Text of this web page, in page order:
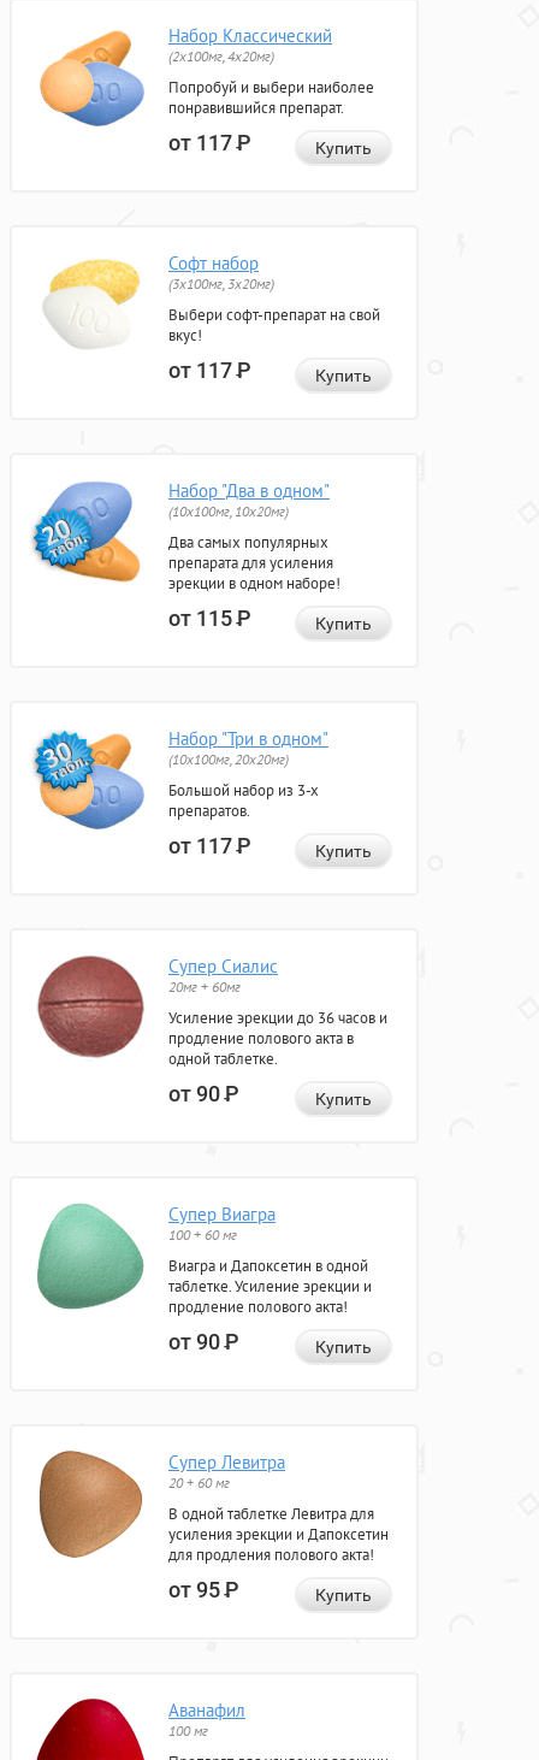
Набор Классический
(2x100мг, 4x20мг)
Попробуй и выбери наиболее
понравившийся препарат.
от 117Р Купить
Софт набор
(3x100мг, 3x20мг)
Выбери софт-препарат на свой
вкус!
от 117Р Купить
Набор "Два в одном"
(10x100мг, 10x20мг)
Два самых популярных
препарата для усиления
эрекции в одном наборе!
от 115Р Купить
Набор "Три в одном"
(10x100мг, 20x20мг)
Большой набор из 3-х
препаратов.
от 117Р Купить
Супер Сиалис
20мг + 60мг
Усиление эрекции до 36 часов и
продление полового акта в
одной таблетке.
от 90Р Купить
Супер Виагра
100 + 60 мг
Виагра и Дапоксетин в одной
таблетке. Усиление эрекции и
продление полового акта!
от 90Р Купить
Супер Левитра
20 + 60 мг
В одной таблетке Левитра для
усиления эрекции и Дапоксетин
для продления полового акта!
от 95Р Купить
Аванафил
100 мг